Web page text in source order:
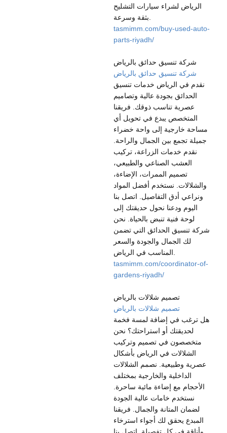
الرياض لشراء سيارات التشليح
tasmimm.com/buy-used-auto-
parts-riyadh/
شركة تنسيق حدائق بالرياض
شركة تنسيق حدائق بالرياض
نقدم في الرياض خدمات تنسيق
الحدائق بجودة عالية وتصاميم
عصرية تناسب ذوقك. فريقنا
المتخصص يبدع في تحويل أي
مساحة خارجية إلى واحة خضراء
جميلة تجمع بين الجمال والراحة.
نقدم خدمات الزراعة، تركيب
العشب الصناعي والطبيعي،
تصميم الممرات، الإضاءة،
والشلالات. نستخدم أفضل المواد
ونراعي أدق التفاصيل. اتصل بنا
اليوم ودعنا نحول حديقتك إلى
لوحة فنية تنبض بالحياة. نحن
شركة تنسيق الحدائق التي تضمن
لك الجمال والجودة والسعر
tasmimm.com/coordinator-of-
gardens-riyadh/
تصميم شلالات بالرياض
تصميم شلالات بالرياض
هل ترغب في إضافة لمسة فخمة
لحديقتك أو استراحتك؟ نحن
متخصصون في تصميم وتركيب
الشلالات في الرياض بأشكال
عصرية وطبيعية. نصمم الشلالات
الداخلية والخارجية بمختلف
الأحجام مع إضاءة مائية ساحرة.
نستخدم خامات عالية الجودة
لضمان المتانة والجمال. فريقنا
المبدع يحقق لك أجواء استرخاء